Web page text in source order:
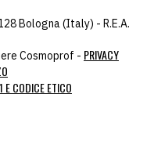
Bologna (Italy) - R.E.A.
Cosmoprof - PRIVACY
CODICE ETICO